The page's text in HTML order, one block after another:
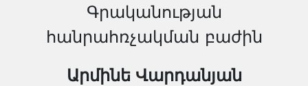
Գրականության
հանրահռչակման բաժին
Արմինե Վարդանյան